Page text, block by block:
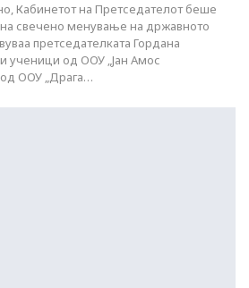
Кабинетот на Претседателот беше
свечено менување на државното
претседателката Гордана
ученици од ООУ „Јан Амос
ООУ „Драга…